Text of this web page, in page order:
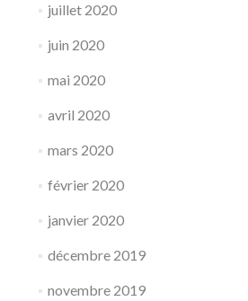
juillet 2020
juin 2020
mai 2020
avril 2020
mars 2020
février 2020
janvier 2020
décembre 2019
novembre 2019